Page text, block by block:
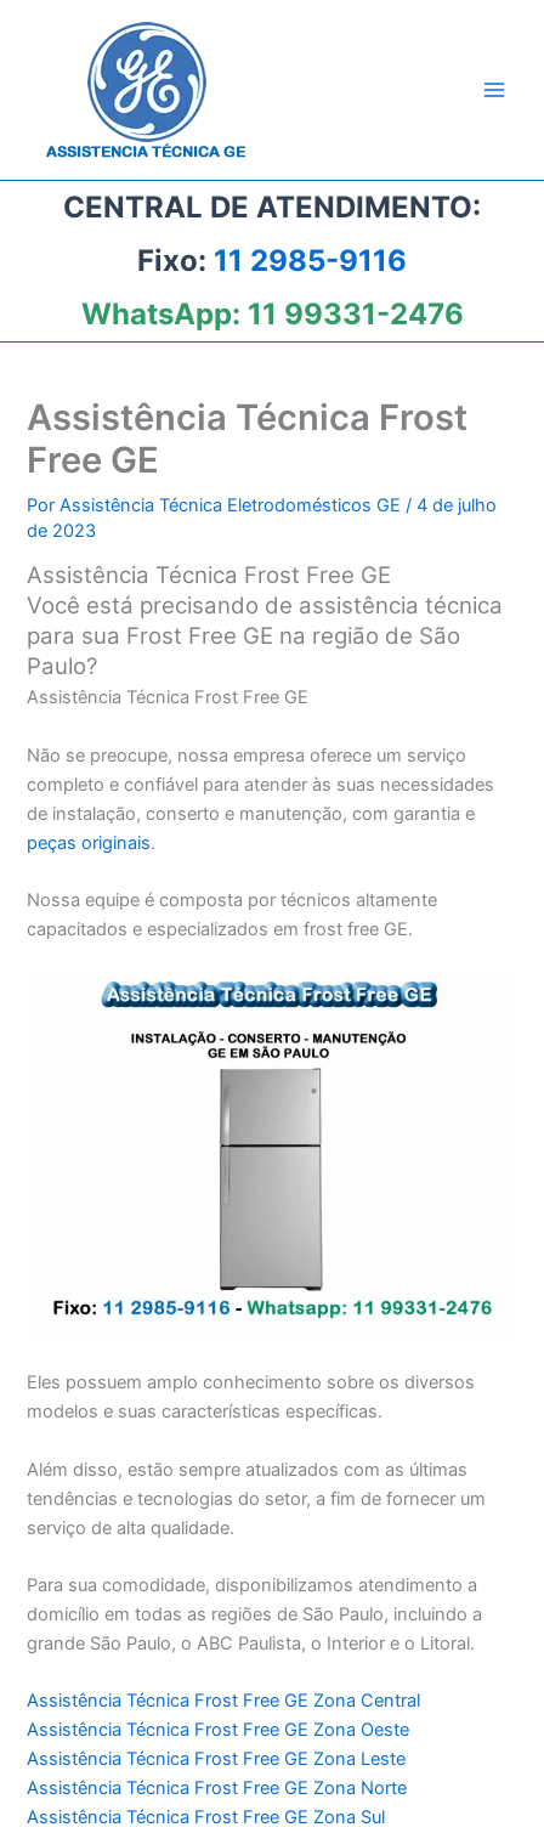
CENTRAL DE ATENDIMENTO:
Fixo: 11 2985-9116
WhatsApp: 11 99331-2476
Assistência Técnica Frost
Free GE
PorAssistência Técnica Eletrodomésticos GE/4 de julho
de 2023
Assistência Técnica Frost Free GE
Você está precisando de assistência técnica
para sua Frost Free GE na região de São
Paulo?
Assistência Técnica Frost Free GE
Não se preocupe, nossa empresa oferece um serviço
completo e confiável para atender às suas necessidades
de instalação, conserto e manutenção, com garantia e
peças originais.
Nossa equipe é composta por técnicos altamente
capacitados e especializados em frost free GE.
Eles possuem amplo conhecimento sobre os diversos
modelos e suas características específicas.
Além disso, estão sempre atualizados com as últimas
tendências e tecnologias do setor, a fim de fornecer um
serviço de alta qualidade.
Para sua comodidade, disponibilizamos atendimento a
domicílio em todas as regiões de São Paulo, incluindo a
grande São Paulo, o ABC Paulista, o Interior e o Litoral.
Assistência Técnica Frost Free GE Zona Central
Assistência Técnica Frost Free GE Zona Oeste
Assistência Técnica Frost Free GE Zona Leste
Assistência Técnica Frost Free GE Zona Norte
Assistência Técnica Frost Free GE Zona Sul